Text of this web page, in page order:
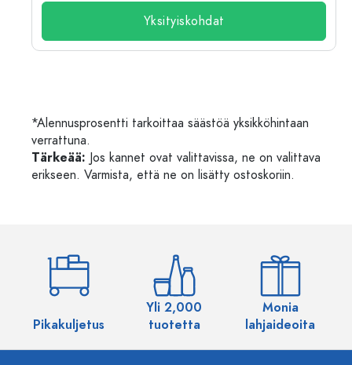
Yksityiskohdat
*Alennusprosentti tarkoittaa säästöä yksikköhintaan
verrattuna.
Tärkeää: Jos kannet ovat valittavissa, ne on valittava
erikseen. Varmista, että ne on lisätty ostoskoriin.
Pikakuljetus
Yli 2,000
tuotetta
Monia
lahjaideoita